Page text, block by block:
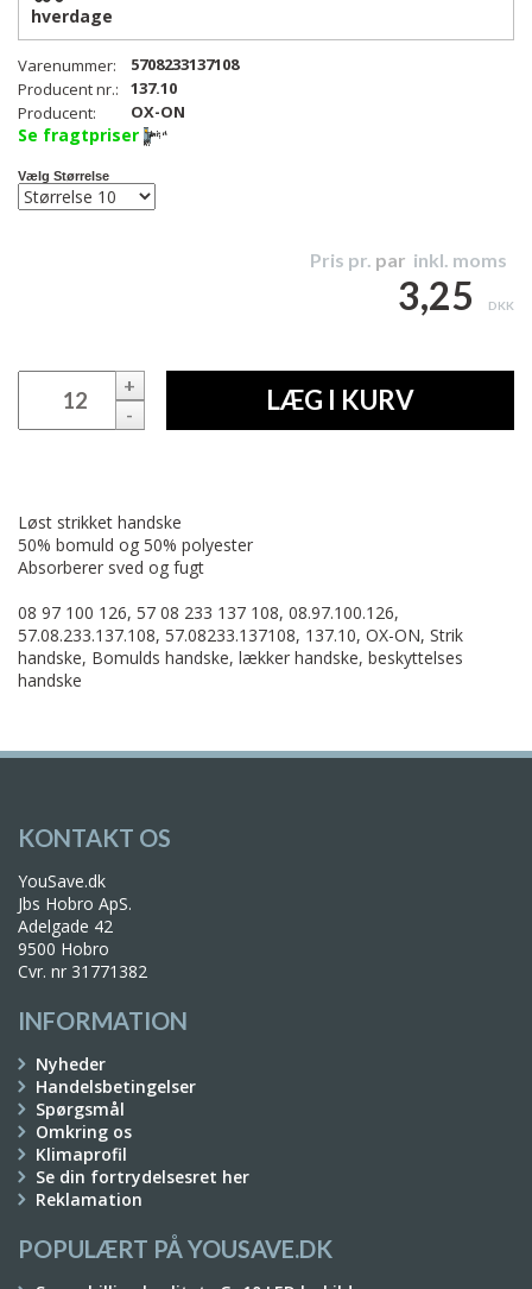
hverdage
Varenummer:
5708233137108
Producent nr.:
137.10
Producent:
OX-ON
Se fragtpriser
Vælg Størrelse
Pris pr. par inkl. moms
3,25 DKK
+
-
LÆG I KURV
Løst strikket handske
50% bomuld og 50% polyester
Absorberer sved og fugt
08 97 100 126, 57 08 233 137 108, 08.97.100.126,
57.08.233.137.108, 57.08233.137108, 137.10, OX-ON, Strik
handske, Bomulds handske, lækker handske, beskyttelses
handske
KONTAKT OS
YouSave.dk
Jbs Hobro ApS.
Adelgade 42
9500 Hobro
Cvr. nr 31771382
INFORMATION
Nyheder
Handelsbetingelser
Spørgsmål
Omkring os
Klimaprofil
Se din fortrydelsesret her
Reklamation
POPULÆRT PÅ YOUSAVE.DK